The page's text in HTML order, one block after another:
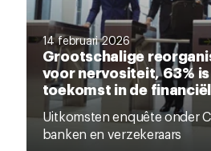
14 februari 2026
Grootschalige
voor nervositeit, 63%
toekomst in de
Uitkomsten enquête onder
banken en verzekeraars